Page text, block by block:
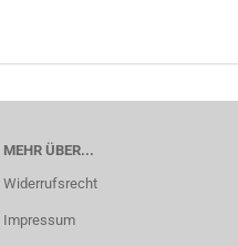
MEHR ÜBER...
Widerrufsrecht
Impressum